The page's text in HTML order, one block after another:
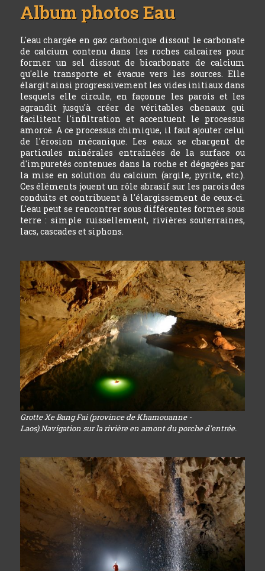
Album photosEau
L'eau chargée en gaz carbonique dissout le carbonate
de calcium contenu dans les roches calcaires pour
former un sel dissout de bicarbonate de calcium
qu'elle transporte et évacue vers les sources. Elle
élargit ainsi progressivement les vides initiaux dans
lesquels elle circule, en façonne les parois et les
agrandit jusqu'à créer de véritables chenaux qui
facilitent l'infiltration et accentuent le processus
amorcé. A ce processus chimique, il faut ajouter celui
de l'érosion mécanique. Les eaux se chargent de
particules minérales entraînées de la surface ou
d'impuretés contenues dans la roche et dégagées par
la mise en solution du calcium (argile, pyrite, etc.).
Ces éléments jouent un rôle abrasif sur les parois des
conduits et contribuent à l'élargissement de ceux-ci.
L'eau peut se rencontrer sous différentes formes sous
terre : simple ruissellement, rivières souterraines,
lacs, cascades et siphons.
Grotte Xe Bang Fai (province de Khamouanne -
Laos).Navigation sur la rivière en amont du porche d'entrée.